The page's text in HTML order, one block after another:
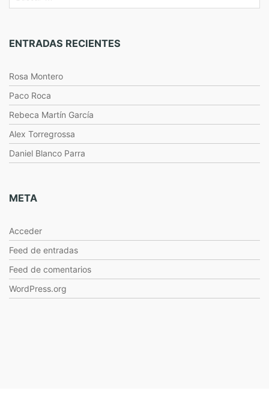
ENTRADAS RECIENTES
Rosa Montero
Paco Roca
Rebeca Martín García
Alex Torregrossa
Daniel Blanco Parra
META
Acceder
Feed de entradas
Feed de comentarios
WordPress.org